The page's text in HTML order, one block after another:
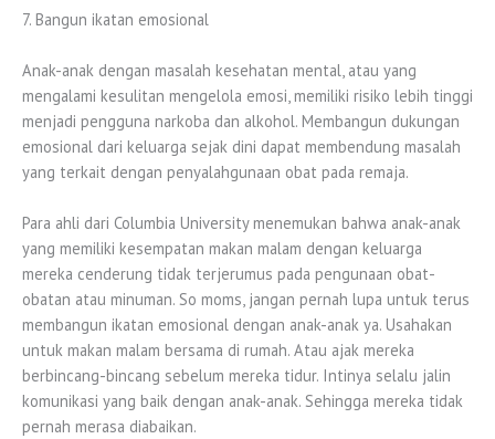
7. Bangun ikatan emosional
Anak-anak dengan masalah kesehatan mental, atau yang
mengalami kesulitan mengelola emosi, memiliki risiko lebih tinggi
menjadi pengguna narkoba dan alkohol. Membangun dukungan
emosional dari keluarga sejak dini dapat membendung masalah
yang terkait dengan penyalahgunaan obat pada remaja.
Para ahli dari Columbia University menemukan bahwa anak-anak
yang memiliki kesempatan makan malam dengan keluarga
mereka cenderung tidak terjerumus pada pengunaan obat-
obatan atau minuman. So moms, jangan pernah lupa untuk terus
membangun ikatan emosional dengan anak-anak ya. Usahakan
untuk makan malam bersama di rumah. Atau ajak mereka
berbincang-bincang sebelum mereka tidur. Intinya selalu jalin
komunikasi yang baik dengan anak-anak. Sehingga mereka tidak
pernah merasa diabaikan.